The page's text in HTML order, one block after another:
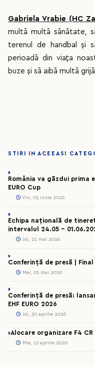
Gabriela Vrabie (HC
multă multă sănătate,
terenul de handbal și
perioadă din viața
buze și să aibă multă
STIRI IN ACEEASI
România va găzdui prima
EURO Cup
Vin, 05 iunie 2026
Echipa națională de
intervalul 24.05 –
Joi, 21 mai 2026
Conferință de presă |
Mar, 05 mai 2026
Conferință de presă:
EHF EURO 2026
Joi, 30 aprilie 2026
Alocare organizare F4 CR
Mie, 15 aprilie 2026